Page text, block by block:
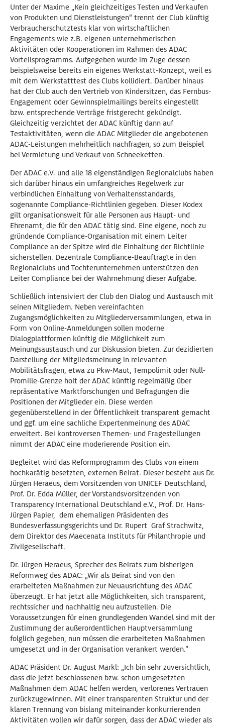
Unter der Maxime „Kein gleichzeitiges Testen und Verkaufen
von Produkten und Dienstleistungen“ trennt der Club künftig
Verbraucherschutztests klar von wirtschaftlichen
Engagements wie z.B. eigenen unternehmerischen
Aktivitäten oder Kooperationen im Rahmen des ADAC
Vorteilsprogramms. Aufgegeben wurde im Zuge dessen
beispielsweise bereits ein eigenes Werkstatt-Konzept, weil es
mit dem Werkstatttest des Clubs kollidiert. Darüber hinaus
hat der Club auch den Vertrieb von Kindersitzen, das Fernbus-
Engagement oder Gewinnspielmailings bereits eingestellt
bzw. entsprechende Verträge fristgerecht gekündigt.
Gleichzeitig verzichtet der ADAC künftig dann auf
Testaktivitäten, wenn die ADAC Mitglieder die angebotenen
ADAC-Leistungen mehrheitlich nachfragen, so zum Beispiel
bei Vermietung und Verkauf von Schneeketten.
Der ADAC e.V. und alle 18 eigenständigen Regionalclubs haben
sich darüber hinaus ein umfangreiches Regelwerk zur
verbindlichen Einhaltung von Verhaltensstandards,
sogenannte Compliance-Richtlinien gegeben. Dieser Kodex
gilt organisationsweit für alle Personen aus Haupt- und
Ehrenamt, die für den ADAC tätig sind. Eine eigene, noch zu
gründende Compliance-Organisation mit einem Leiter
Compliance an der Spitze wird die Einhaltung der Richtlinie
sicherstellen. Dezentrale Compliance-Beauftragte in den
Regionalclubs und Tochterunternehmen unterstützen den
Leiter Compliance bei der Wahrnehmung dieser Aufgabe.
Schließlich intensiviert der Club den Dialog und Austausch mit
seinen Mitgliedern. Neben vereinfachten
Zugangsmöglichkeiten zu Mitgliederversammlungen, etwa in
Form von Online-Anmeldungen sollen moderne
Dialogplattformen künftig die Möglichkeit zum
Meinungsaustausch und zur Diskussion bieten. Zur dezidierten
Darstellung der Mitgliedsmeinung in relevanten
Mobilitätsfragen, etwa zu Pkw-Maut, Tempolimit oder Null-
Promille-Grenze holt der ADAC künftig regelmäßig über
repräsentative Marktforschungen und Befragungen die
Positionen der Mitglieder ein. Diese werden
gegenüberstellend in der Öffentlichkeit transparent gemacht
und ggf. um eine sachliche Expertenmeinung des ADAC
erweitert. Bei kontroversen Themen- und Fragestellungen
nimmt der ADAC eine moderierende Position ein.
Begleitet wird das Reformprogramm des Clubs von einem
hochkarätig besetzten, externen Beirat. Dieser besteht aus Dr.
Jürgen Heraeus, dem Vorsitzenden von UNICEF Deutschland,
Prof. Dr. Edda Müller, der Vorstandsvorsitzenden von
Transparency International Deutschland e.V., Prof. Dr. Hans-
Jürgen Papier, dem ehemaligen Präsidenten des
Bundesverfassungsgerichts und Dr. Rupert Graf Strachwitz,
dem Direktor des Maecenata Instituts für Philanthropie und
Zivilgesellschaft.
Dr. Jürgen Heraeus, Sprecher des Beirats zum bisherigen
Reformweg des ADAC: „Wir als Beirat sind von den
erarbeiteten Maßnahmen zur Neuausrichtung des ADAC
überzeugt. Er hat jetzt alle Möglichkeiten, sich transparent,
rechtssicher und nachhaltig neu aufzustellen. Die
Voraussetzungen für einen grundlegenden Wandel sind mit der
Zustimmung der außerordentlichen Hauptversammlung
folglich gegeben, nun müssen die erarbeiteten Maßnahmen
umgesetzt und in der Organisation verankert werden.“
ADAC Präsident Dr. August Markl: „Ich bin sehr zuversichtlich,
dass die jetzt beschlossenen bzw. schon umgesetzten
Maßnahmen dem ADAC helfen werden, verlorenes Vertrauen
zurückzugewinnen. Mit einer transparenten Struktur und der
klaren Trennung von bislang miteinander konkurrierenden
Aktivitäten wollen wir dafür sorgen, dass der ADAC wieder als